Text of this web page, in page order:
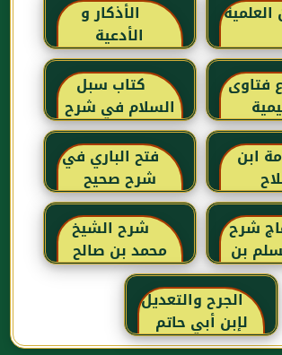
العلمية
الأذكار و
الأدعية
فتاوى
كتاب سبل
السلام في شرح
بلوغ المرام للإمام
الصنعاني رحمه
الله
ابن
فتح الباري في
شرح صحيح
البخاري للحافظ
ابن حجر
العسقلاني
شرح
بن
شرح الشيخ
محمد بن صالح
العثيمين لكتاب
رياض الصالحين
للإمام النووي
رحمهم الله تعالى
الجرح والتعديل
لإبن أبي حاتم